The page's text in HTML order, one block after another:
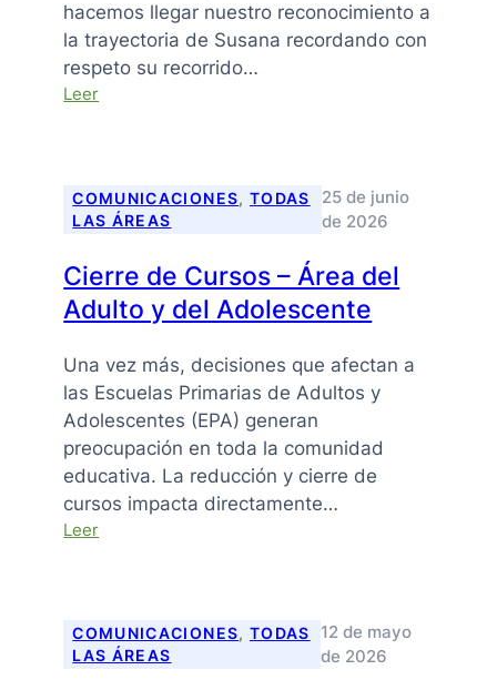
hacemos llegar nuestro reconocimiento a
la trayectoria de Susana recordando con
respeto su recorrido…
Leer:
Demichelis
COMUNICACIONES, TODAS
LAS ÁREAS
25 de junio
de 2026
Cierre de Cursos – Área del
Adulto y del Adolescente
Una vez más, decisiones que afectan a
las Escuelas Primarias de Adultos y
Adolescentes (EPA) generan
preocupación en toda la comunidad
educativa. La reducción y cierre de
cursos impacta directamente…
Leer:
–
Área
COMUNICACIONES, TODAS
LAS ÁREAS
12 de mayo
de 2026